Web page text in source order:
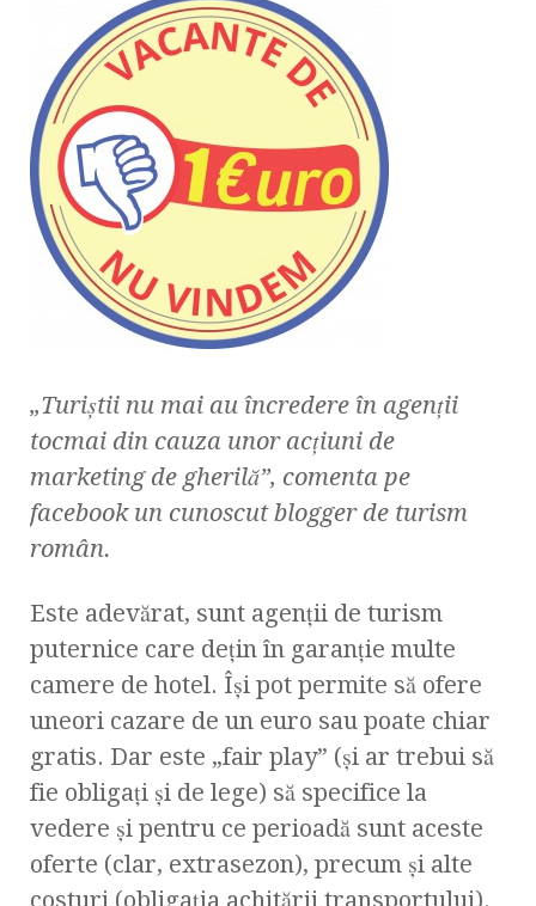
„Turiştii nu mai au încredere în agenţii
tocmai din cauza unor acţiuni de
marketing de gherilă”, comenta pe
facebook un cunoscut blogger de turism
român.
Este adevărat, sunt agenţii de turism
puternice care deţin în garanţie multe
camere de hotel. Îşi pot permite să ofere
uneori cazare de un euro sau poate chiar
gratis. Dar este „fair play” (şi ar trebui să
fie obligaţi şi de lege) să specifice la
vedere şi pentru ce perioadă sunt aceste
oferte (clar, extrasezon), precum şi alte
costuri (obligaţia achitării transportului).